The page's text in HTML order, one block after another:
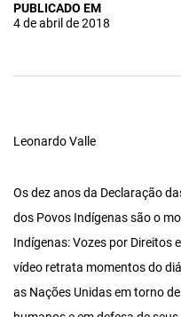
PUBLICADO EM
4 de abril de 2018
Leonardo Valle
Os dez anos da Declaração
dos Povos Indígenas são o
Indígenas: Vozes por Direitos
vídeo retrata momentos do
as Nações Unidas em torno